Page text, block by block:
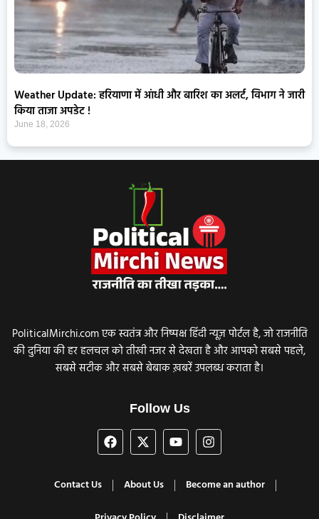
Weather Update: हरियाणा में आंधी और बारिश का अलर्ट, विभाग ने जारी
किया ताजा अपडेट !
June 18, 2026
PoliticalMirchi.com एक स्वतंत्र और निष्पक्ष हिंदी न्यूज़ पोर्टल है, जो राजनीति
की दुनिया की हर हलचल को तीखी नजर से देखता है और आपको सबसे पहले,
सबसे सटीक और सबसे बेबाक ख़बरें उपलब्ध कराता है।
Follow Us
Contact Us About Us
Become an author